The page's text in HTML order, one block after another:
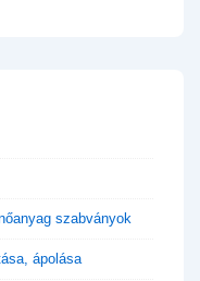
szabványok
ápolása